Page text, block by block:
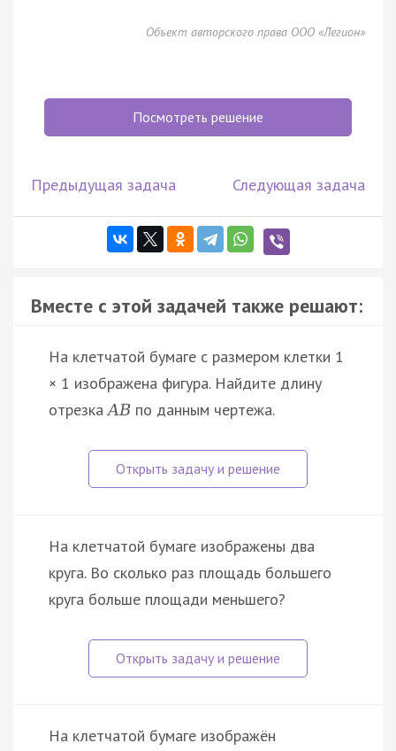
Объект авторского права ООО «Легион»
Посмотреть решение
Предыдущая задача Следующая задача
Вместе с этой задачей также решают:
На клетчатой бумаге с размером клетки 1
× 1 изображена фигура. Найдите длину
отрезкаAB по данным чертежа.
На клетчатой бумаге изображены два
круга. Во сколько раз площадь большего
круга больше площади меньшего?
На клетчатой бумаге изображён